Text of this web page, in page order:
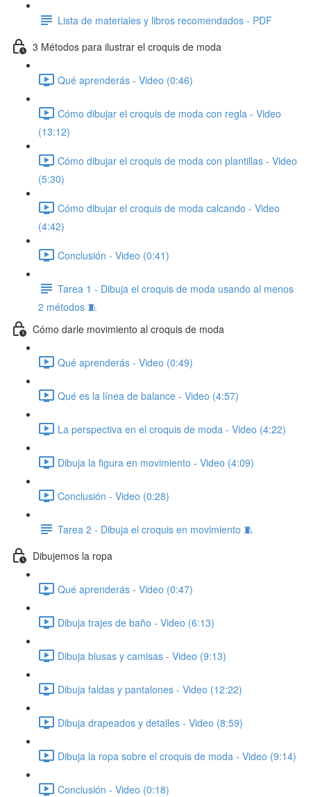
Lista de materiales y libros recomendados - PDF
3 Métodos para ilustrar el croquis de moda
Qué aprenderás - Video (0:46)
Cómo dibujar el croquis de moda con regla - Video
(13:12)
Cómo dibujar el croquis de moda con plantillas - Video
(5:30)
Cómo dibujar el croquis de moda calcando - Video
(4:42)
Conclusión - Video (0:41)
Tarea 1 - Dibuja el croquis de moda usando al menos
2 métodos 🧵
Cómo darle movimiento al croquis de moda
Qué aprenderás - Video (0:49)
Qué es la línea de balance - Video (4:57)
La perspectiva en el croquis de moda - Video (4:22)
Dibuja la figura en movimiento - Video (4:09)
Conclusión - Video (0:28)
Tarea 2 - Dibuja el croquis en movimiento 🧵
Dibujemos la ropa
Qué aprenderás - Video (0:47)
Dibuja trajes de baño - Video (6:13)
Dibuja blusas y camisas - Video (9:13)
Dibuja faldas y pantalones - Video (12:22)
Dibuja drapeados y detalles - Video (8:59)
Dibuja la ropa sobre el croquis de moda - Video (9:14)
Conclusión - Video (0:18)